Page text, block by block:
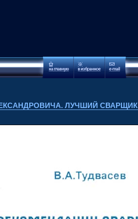
ЛУЧШИЙ СВАРЩИК